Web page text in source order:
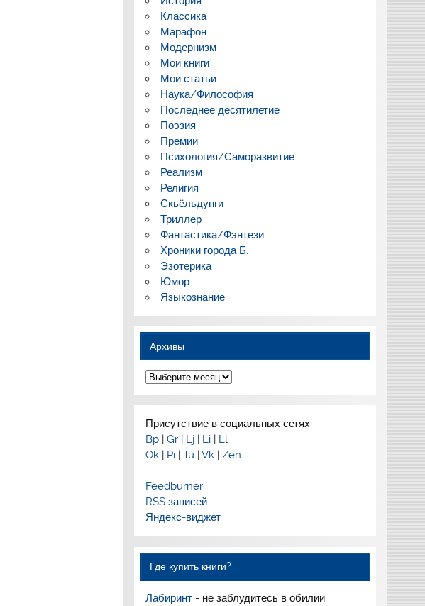
Классика
Марафон
Модернизм
Мои книги
Мои статьи
Наука/Философия
Последнее десятилетие
Поэзия
Премии
Психология/Саморазвитие
Реализм
Религия
Скьёльдунги
Триллер
Фантастика/Фэнтези
Хроники города Б.
Эзотерика
Юмор
Языкознание
Архивы
Архивы
Присутствие в социальных сетях:
Bp| Gr| Lj| Li| Ll
Ok| Pi| Tu | Vk| Zen
Feedburner
RSS записей
Яндекс-виджет
Где купить книги?
Лабиринт- не заблудитесь в обилии